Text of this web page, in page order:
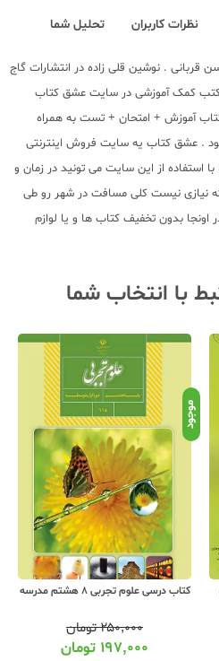
نظرات کاربران تحلیل شما
قربانی . نوشین قلی زاده در انتشارات گاج
کمک آموزشی در سایت عشق کتاب
آموزش + امتحان + تست به همراه
. عشق کتاب یه سایت فروش اینترنتی
استفاده از این سایت می تونید در زمان و
نیازی نیست کلی مسافت در شهر رو طی
بدون تخفیف کتاب ها و یا لوازم
با انتخاب شما
موجود
کتاب درسی علوم تجربی 8 هشتم مدرسه
۲۵۰,۰۰۰تومان
۱۹۷,۰۰۰ تومان